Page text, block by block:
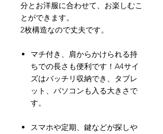
分とお洋服に合わせて、お楽しむこ
とができます。
2枚構造なので丈夫です。
マチ付き、肩からかけられる持
ちでの長さも便利です！A4サイ
ズはバッチリ収納でき、タブレ
ット、パソコンも入る大きさで
す。
スマホや定期、鍵などが探しや